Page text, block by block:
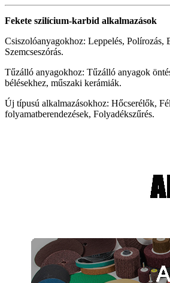
Fekete szilícium-karbid alkalmazások
Csiszolóanyagokhoz: Leppelés, Polírozás,
Szemcseszórás.
Tűzálló anyagokhoz: Tűzálló anyagok
bélésekhez, műszaki kerámiák.
Új típusú alkalmazásokhoz: Hőcserélők,
folyamatberendezések, Folyadékszűrés.